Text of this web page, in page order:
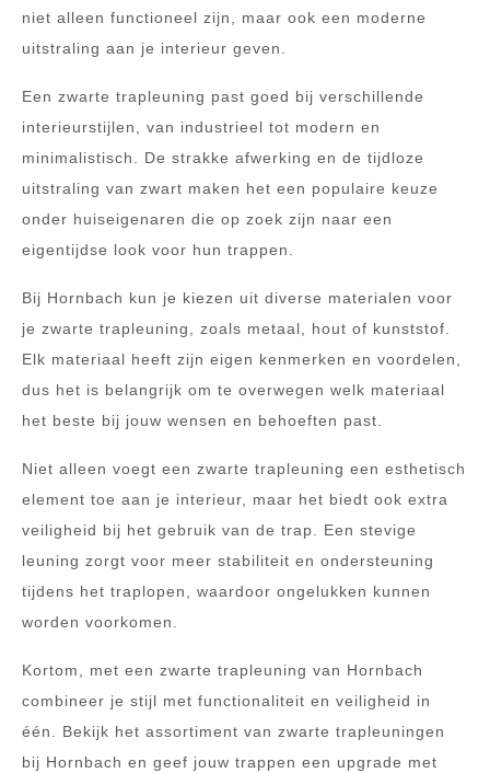
niet alleen functioneel zijn, maar ook een moderne
uitstraling aan je interieur geven.
Een zwarte trapleuning past goed bij verschillende
interieurstijlen, van industrieel tot modern en
minimalistisch. De strakke afwerking en de tijdloze
uitstraling van zwart maken het een populaire keuze
onder huiseigenaren die op zoek zijn naar een
eigentijdse look voor hun trappen.
Bij Hornbach kun je kiezen uit diverse materialen voor
je zwarte trapleuning, zoals metaal, hout of kunststof.
Elk materiaal heeft zijn eigen kenmerken en voordelen,
dus het is belangrijk om te overwegen welk materiaal
het beste bij jouw wensen en behoeften past.
Niet alleen voegt een zwarte trapleuning een esthetisch
element toe aan je interieur, maar het biedt ook extra
veiligheid bij het gebruik van de trap. Een stevige
leuning zorgt voor meer stabiliteit en ondersteuning
tijdens het traplopen, waardoor ongelukken kunnen
worden voorkomen.
Kortom, met een zwarte trapleuning van Hornbach
combineer je stijl met functionaliteit en veiligheid in
één. Bekijk het assortiment van zwarte trapleuningen
bij Hornbach en geef jouw trappen een upgrade met